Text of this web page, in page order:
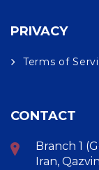
PRIVACY
Terms of
CONTACT
Branch 1
Iran,